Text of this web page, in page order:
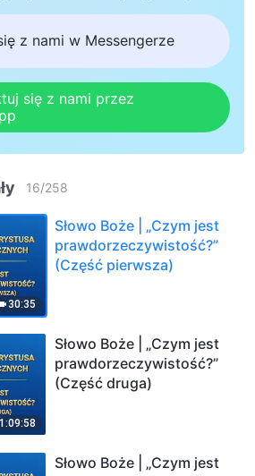
z nami w Messengerze
się z nami przez
16/258
30:35
Słowo Boże | „Czym jest
prawdorzeczywistość?”
(Część pierwsza)
1:09:58
Słowo Boże | „Czym jest
prawdorzeczywistość?”
(Część druga)
Słowo Boże | „Czym jest